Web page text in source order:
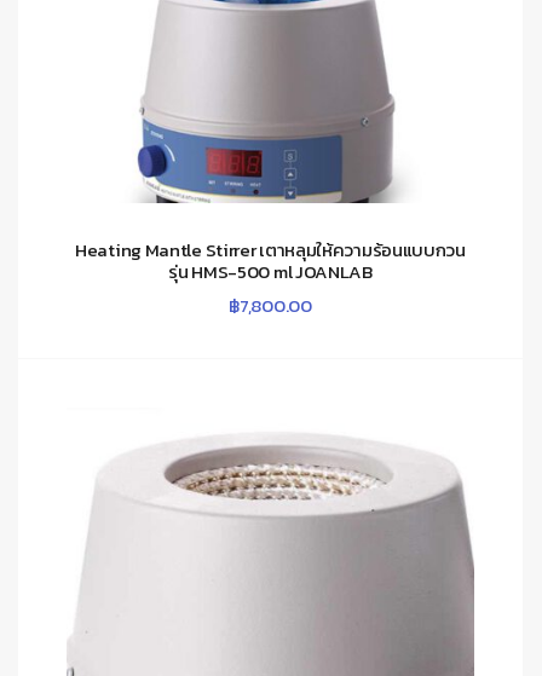
Heating Mantle Stirrer เตาหลุมให้ความร้อนแบบกวน
รุ่น HMS-500 ml JOANLAB
฿7,800.00